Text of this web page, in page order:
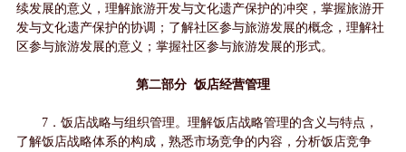
续发展的意义，理解旅游开发与文化遗产保护的冲突，掌握旅游开
发与文化遗产保护的协调；了解社区参与旅游发展的概念，理解社
区参与旅游发展的意义；掌握社区参与旅游发展的形式。
第二部分 饭店经营管理
7．饭店战略与组织管理。理解饭店战略管理的含义与特点，
了解饭店战略体系的构成，熟悉市场竞争的内容，分析饭店竞争